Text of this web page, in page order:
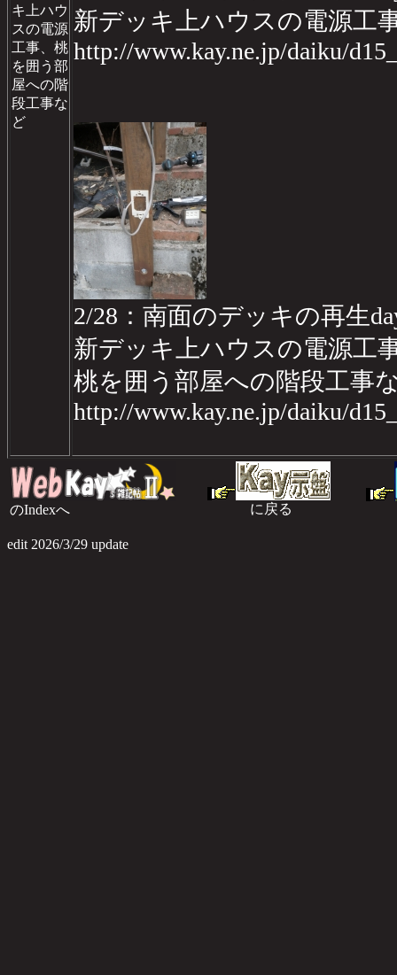
キ上ハウ
スの電源
工事、桃
を囲う部
屋への階
段工事な
ど
新デッキ上ハウスの電源工
http://www.kay.ne.jp/daiku/
2/28：南面のデッキの再生
新デッキ上ハウスの電源工
桃を囲う部屋への階段工事
http://www.kay.ne.jp/daiku/
のIndexへ に戻る
edit 2026/3/29 update